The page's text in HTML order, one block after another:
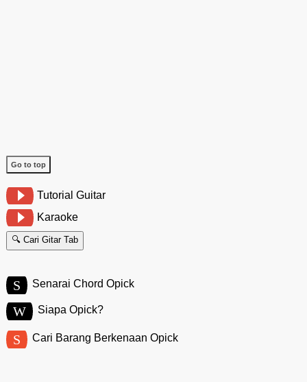
Go to top
Tutorial Guitar
Karaoke
🔍 Cari Gitar Tab
S Senarai Chord Opick
W Siapa Opick?
S Cari Barang Berkenaan Opick